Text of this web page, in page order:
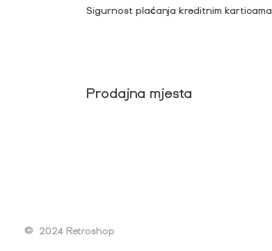
Sigurnost plaćanja kreditnim karticama
Prodajna mjesta
© 2024 Retroshop